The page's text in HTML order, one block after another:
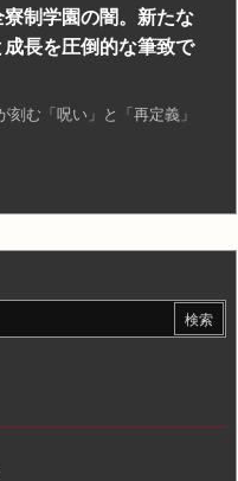
制学園の闇。新たな
長を圧倒的な筆致で
む「呪い」と「再定義」